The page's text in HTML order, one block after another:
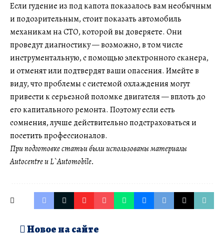
Если гудение из под капота показалось вам необычным
и подозрительным, стоит показать автомобиль
механикам на СТО, которой вы доверяете. Они
проведут диагностику — возможно, в том числе
инструментальную, с помощью электронного сканера,
и отменят или подтвердят ваши опасения. Имейте в
виду, что проблемы с системой охлаждения могут
привести к серьезной поломке двигателя — вплоть до
его капитального ремонта. Поэтому если есть
сомнения, лучше действительно подстраховаться и
посетить профессионалов.
При подготовке статьи были использованы материалы
Autocentre иL`Automobile.
Новое на сайте